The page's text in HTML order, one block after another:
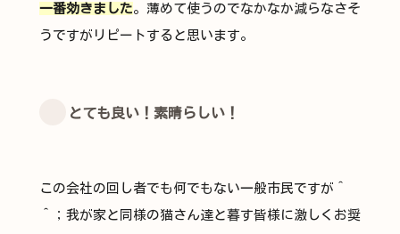
一番効きました。薄めて使うのでなかなか減らなさそ
うですがリピートすると思います。
とても良い！素晴らしい！
この会社の回し者でも何でもない一般市民ですが＾
＾；我が家と同様の猫さん達と暮す皆様に激しくお奨